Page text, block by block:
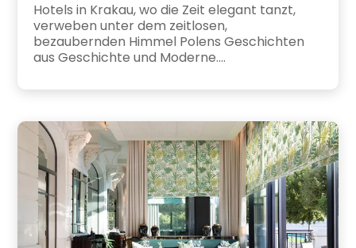
Hotels in Krakau, wo die Zeit elegant tanzt,
verweben unter dem zeitlosen,
bezaubernden Himmel Polens Geschichten
aus Geschichte und Moderne....